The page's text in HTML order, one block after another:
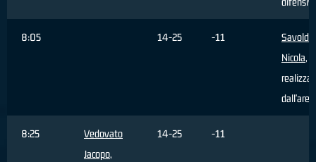
8:05 14-25 -11
Nicola,
dall'area
8:25
Vedovato
Jacopo,
14-25 -11